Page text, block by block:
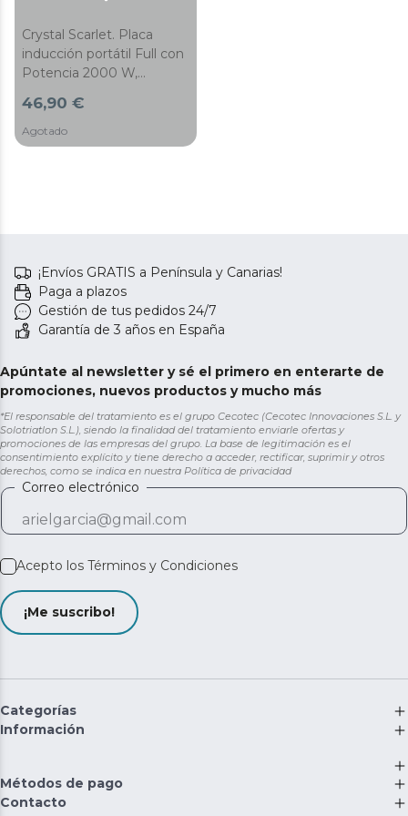
Crystal Scarlet. Placa
inducción portátil Full con
Potencia 2000 W,
Programas
preconfigurados,
Temporizador, Sartenes
46,90 €
Agotado
¡Envíos GRATIS a Península y Canarias!
Paga a plazos
Gestión de tus pedidos 24/7
Garantía de 3 años en España
Apúntate al newsletter y sé el primero en enterarte de
promociones, nuevos productos y mucho más
*El responsable del tratamiento es el grupo Cecotec (Cecotec Innovaciones S.L. y
Solotriatlon S.L.), siendo la finalidad del tratamiento enviarle ofertas y
promociones de las empresas del grupo. La base de legitimación es el
consentimiento explícito y tiene derecho a acceder, rectificar, suprimir y otros
derechos, como se indica en nuestra Política de privacidad
Correo electrónico
Acepto los Términos y Condiciones
¡Me suscribo!
Categorías
Información
Métodos de pago
Contacto